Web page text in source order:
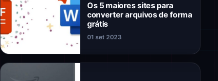
Os 5 maiores sites para
converter arquivos de forma
grátis
01 set 2023